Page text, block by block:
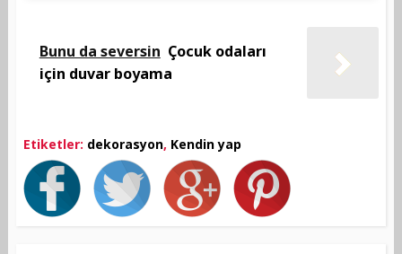
Bunu da seversin Çocuk odaları
için duvar boyama
Etiketler: dekorasyon, Kendin yap